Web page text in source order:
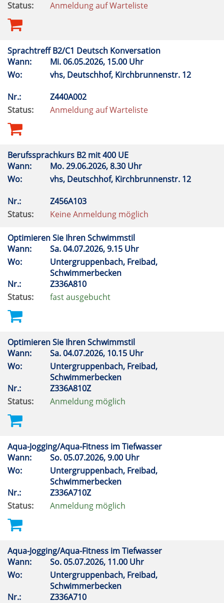
Status: Anmeldung auf Warteliste
Sprachtreff B2/C1 Deutsch Konversation
Wann:
Mi.06.05.2026, 15.00 Uhr
Wo:
vhs, Deutschhof, Kirchbrunnenstr. 12
Nr.:
Z440A002
Status:
Anmeldung auf Warteliste
Berufssprachkurs B2 mit 400 UE
Wann:
Mo.29.06.2026, 8.30 Uhr
Wo:
vhs, Deutschhof, Kirchbrunnenstr. 12
Nr.:
Z456A103
Status:
Keine Anmeldung möglich
Optimieren Sie Ihren Schwimmstil
Wann:
Sa.04.07.2026, 9.15 Uhr
Wo:
Untergruppenbach, Freibad,
Schwimmerbecken
Nr.:
Z336A810
Status:
fast ausgebucht
Optimieren Sie Ihren Schwimmstil
Wann:
Sa.04.07.2026, 10.15 Uhr
Wo:
Untergruppenbach, Freibad,
Schwimmerbecken
Nr.:
Z336A810Z
Status:
Anmeldung möglich
Aqua-Jogging/Aqua-Fitness im Tiefwasser
Wann:
So.05.07.2026, 9.00 Uhr
Wo:
Untergruppenbach, Freibad,
Schwimmerbecken
Nr.:
Z336A710Z
Status:
Anmeldung möglich
Aqua-Jogging/Aqua-Fitness im Tiefwasser
Wann:
So.05.07.2026, 11.00 Uhr
Wo:
Untergruppenbach, Freibad,
Schwimmerbecken
Nr.:
Z336A710